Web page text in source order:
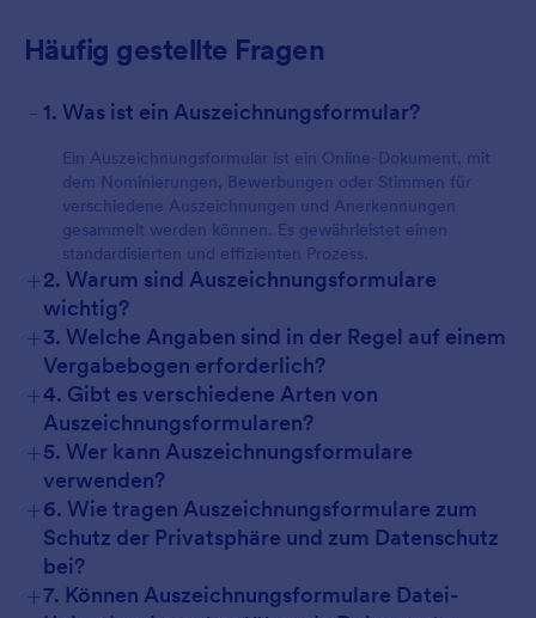
Häufig gestellte Fragen
- 1. Was ist ein Auszeichnungsformular?
Ein Auszeichnungsformular ist ein Online-Dokument, mit
dem Nominierungen, Bewerbungen oder Stimmen für
verschiedene Auszeichnungen und Anerkennungen
gesammelt werden können. Es gewährleistet einen
standardisierten und effizienten Prozess.
+2. Warum sind Auszeichnungsformulare
wichtig?
+3. Welche Angaben sind in der Regel auf einem
Vergabebogen erforderlich?
+4. Gibt es verschiedene Arten von
Auszeichnungsformularen?
+5. Wer kann Auszeichnungsformulare
verwenden?
+6. Wie tragen Auszeichnungsformulare zum
Schutz der Privatsphäre und zum Datenschutz
bei?
+7. Können Auszeichnungsformulare Datei-